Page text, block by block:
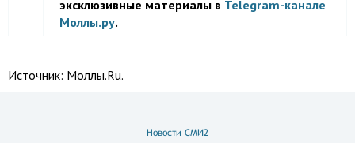
эксклюзивные материалы в Telegram-канале
Моллы.ру.
Источник: Моллы.Ru.
Новости СМИ2